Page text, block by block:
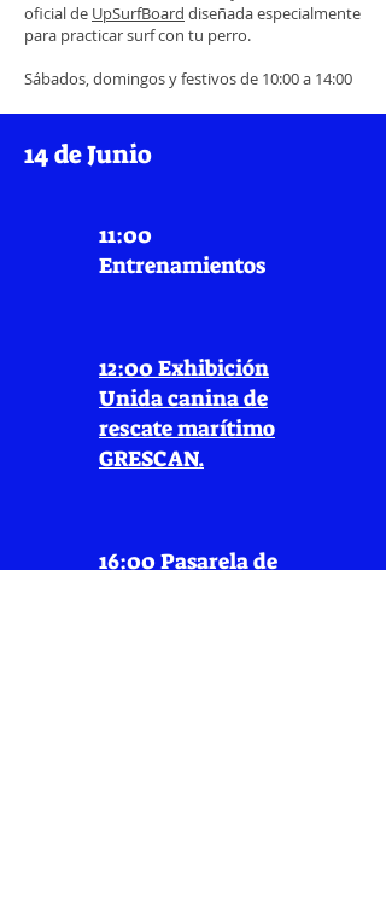
oficial de UpSurfBoard diseñada especialmente
para practicar surf con tu perro.
Sábados, domingos y festivos de 10:00 a 14:00
14 de Junio
11:00
Entrenamientos
12:00 Exhibición
Unida canina de
rescate marítimo
GRESCAN.
16:00 Pasarela de